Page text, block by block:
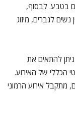
בטבע. לבסוף,
לגברים, מיזוג
להתאים את
הכללי של האירוע.
מתקבל אירוע הרמוני